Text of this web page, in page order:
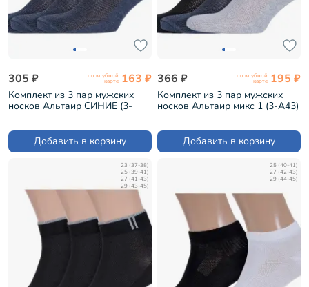
305 ₽ по клубной
карте 163 ₽
Комплект из 3 пар мужских
носков Альтаир СИНИЕ (3-
Добавить в корзину
366 ₽ по клубной
карте 195 ₽
Комплект из 3 пар мужских
носков Альтаир микс 1 (3-А43)
Добавить в корзину
23 (37-38)
25 (39-41)
27 (41-43)
29 (43-45)
25 (40-41)
27 (42-43)
29 (44-45)